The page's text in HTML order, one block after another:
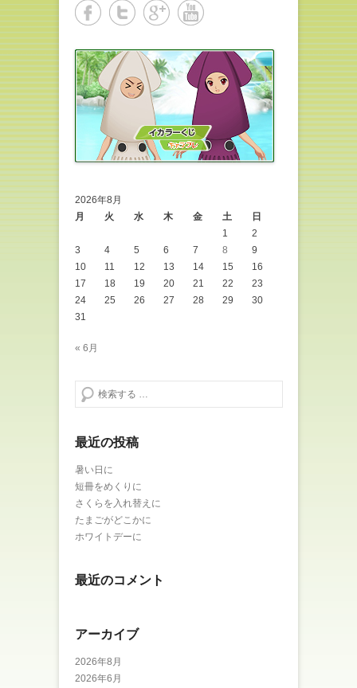
2026年8月
月
火 水 木 金 土
日
1
2
3
4 5 6 7 8
9
10
11 12 13 14 15
16
17
18 19 20 21 22
23
24
25 26 27 28 29
30
31
« 6月
検索する
最近の投稿
暑い日に
短冊をめくりに
さくらを入れ替えに
たまごがどこかに
ホワイトデーに
最近のコメント
アーカイブ
2026年8月
2026年6月